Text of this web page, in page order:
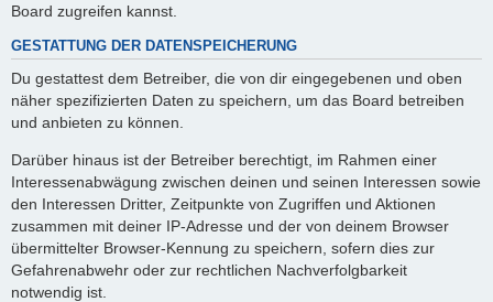
Board zugreifen kannst.
GESTATTUNG DER DATENSPEICHERUNG
Du gestattest dem Betreiber, die von dir eingegebenen und oben
näher spezifizierten Daten zu speichern, um das Board betreiben
und anbieten zu können.
Darüber hinaus ist der Betreiber berechtigt, im Rahmen einer
Interessenabwägung zwischen deinen und seinen Interessen sowie
den Interessen Dritter, Zeitpunkte von Zugriffen und Aktionen
zusammen mit deiner IP-Adresse und der von deinem Browser
übermittelter Browser-Kennung zu speichern, sofern dies zur
Gefahrenabwehr oder zur rechtlichen Nachverfolgbarkeit
notwendig ist.